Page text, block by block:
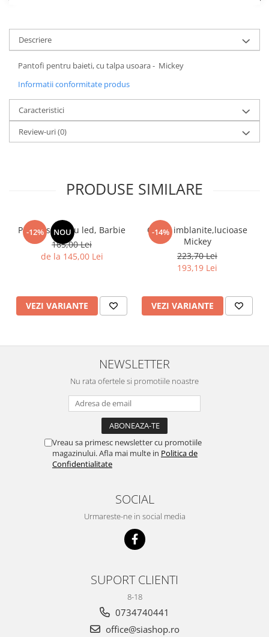
Descriere
Pantofi pentru baieti, cu talpa usoara - Mickey
Informatii conformitate produs
Caracteristici
Review-uri(0)
PRODUSE SIMILARE
-12% NOU
Pantof sport cu led, Barbie
165,00 Lei
de la 145,00 Lei
VEZI VARIANTE
-14%
Ghete imblanite,lucioase
Mickey
223,70 Lei
193,19 Lei
VEZI VARIANTE
NEWSLETTER
Nu rata ofertele si promotiile noastre
Vreau sa primesc newsletter cu promotiile
magazinului. Afla mai multe in Politica de
Confidentialitate
SOCIAL
Urmareste-ne in social media
SUPORT CLIENTI
8-18
0734740441
office@siashop.ro